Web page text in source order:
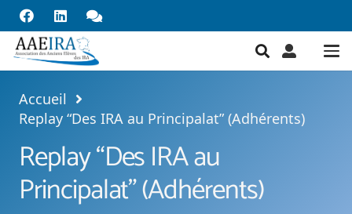
Accueil
Replay “Des IRA au Principalat” (Adhérents)
Replay “Des IRA au
Principalat” (Adhérents)